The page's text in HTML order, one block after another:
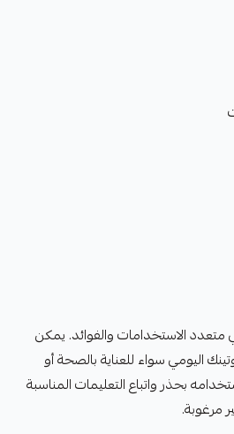
متعدد الاستخدامات والفوائد. يمكن
اليومي سواء للعناية بالصحة أو
بحذر واتباع التعليمات المناسبة
مرغوبة.